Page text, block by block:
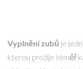
Vyplnění zubů je
kterou prožije téměř